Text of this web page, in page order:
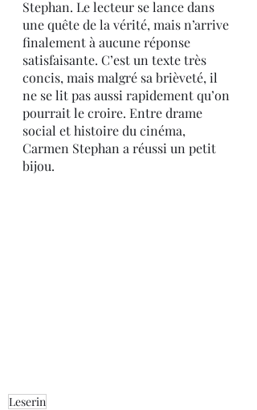
Stephan. Le lecteur se lance dans
une quête de la vérité, mais n’arrive
finalement à aucune réponse
satisfaisante. C’est un texte très
concis, mais malgré sa brièveté, il
ne se lit pas aussi rapidement qu’on
pourrait le croire. Entre drame
social et histoire du cinéma,
Carmen Stephan a réussi un petit
bijou.
Leserin